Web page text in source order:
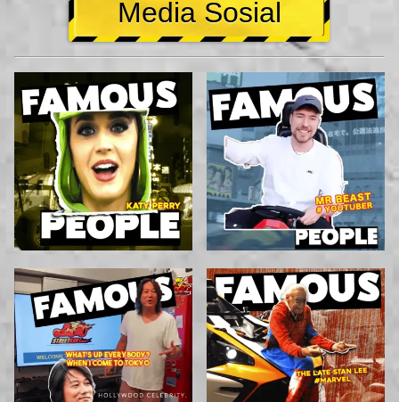
Media Sosial